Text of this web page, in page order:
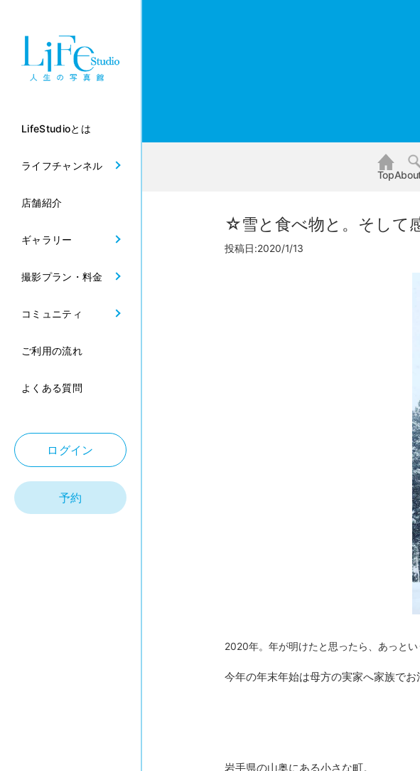
LifeStudioとは
ライフチャンネル
店舗紹介
ギャラリー
撮影プラン・料金
コミュニティ
ご利用の流れ
よくある質問
ログイン
予約
Top
☆雪と食べ物と。そして
投稿日:2020/1/13
2020年。年が明けたと思ったら、あっとい
今年の年末年始は母方の実家へ家族でお
岩手県の山奥にある小さな町。